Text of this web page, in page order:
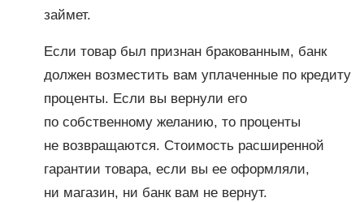
займет.
Если товар был признан бракованным, банк
должен возместить вам уплаченные по кредиту
проценты. Если вы вернули его
по собственному желанию, то проценты
не возвращаются. Стоимость расширенной
гарантии товара, если вы ее оформляли,
ни магазин, ни банк вам не вернут.